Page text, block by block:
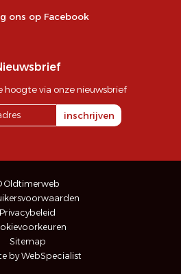
ons op Facebook
hoogte via onze nieuwsbrief
inschrijven
Oldtimerweb
Privacybeleid
Sitemap
by WebSpecialist